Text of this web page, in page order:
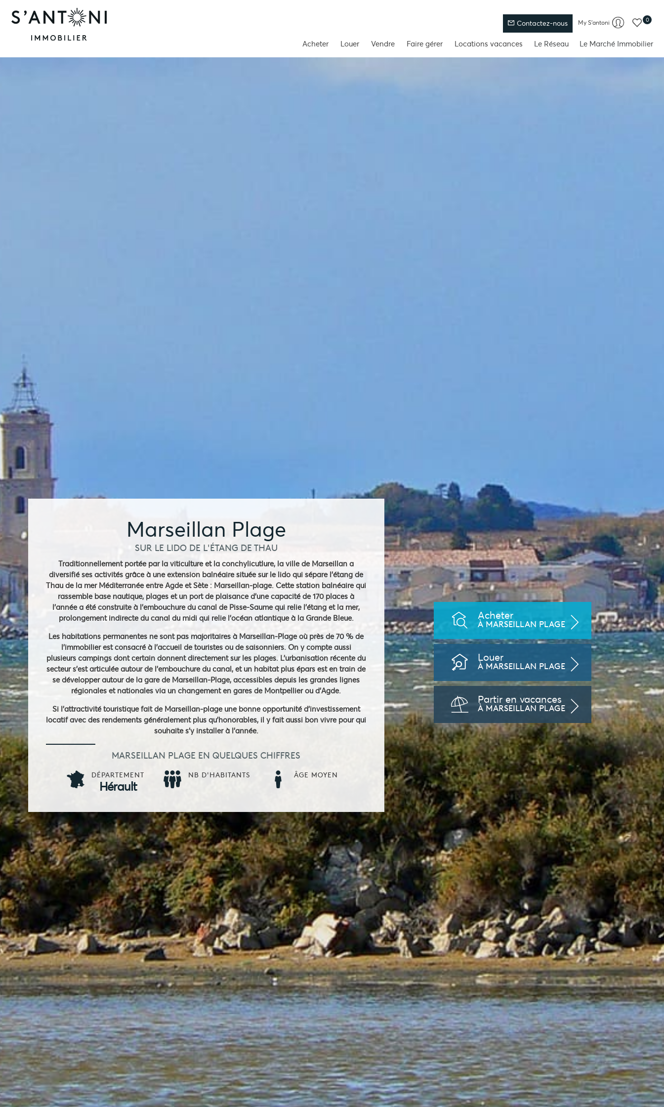
Acheter Louer Vendre Faire gérer Locations vacances Le Réseau Le Marché Immobilier
Contactez-nous My S'antoni 0
Marseillan Plage
SUR LE LIDO DE L'ÉTANG DE THAU
Traditionnellement portée par la viticulture et la conchylicutlure, la ville de Marseillan a
diversifié ses activités grâce à une extension balnéaire située sur le lido qui sépare l'étang de
Thau de la mer Méditerranée entre Agde et Sète : Marseillan-plage. Cette station balnéaire qui
rassemble base nautique, plages et un port de plaisance d'une capacité de 170 places à
l'année a été construite à l'embouchure du canal de Pisse-Saume qui relie l'étang et la mer,
prolongement indirecte du canal du midi qui relie l'océan atlantique à la Grande Bleue.
Les habitations permanentes ne sont pas majoritaires à Marseillan-Plage où près de 70 % de
l'immobilier est consacré à l'accueil de touristes ou de saisonniers. On y compte aussi
plusieurs campings dont certain donnent directement sur les plages. L'urbanisation récente du
secteur s'est articulée autour de l'embouchure du canal, et un habitat plus épars est en train de
se développer autour de la gare de Marseillan-Plage, accessibles depuis les grandes lignes
régionales et nationales via un changement en gares de Montpellier ou d'Agde.
Si l'attractivité touristique fait de Marseillan-plage une bonne opportunité d'investissement
locatif avec des rendements généralement plus qu'honorables, il y fait aussi bon vivre pour qui
souhaite s'y installer à l'année.
MARSEILLAN PLAGE EN QUELQUES CHIFFRES
DÉPARTEMENT
Hérault
NB D'HABITANTS ÂGE MOYEN
Acheter
À MARSEILLAN PLAGE
Louer
À MARSEILLAN PLAGE
Partir en vacances
À MARSEILLAN PLAGE